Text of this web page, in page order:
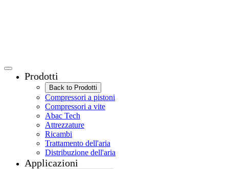
Prodotti
Back to Prodotti
Compressori a pistoni
Compressori a vite
Abac Tech
Attrezzature
Ricambi
Trattamento dell'aria
Distribuzione dell'aria
Applicazioni